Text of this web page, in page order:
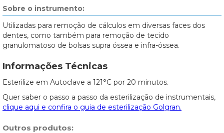
Sobre o instrumento:
Utilizadas para remoção de cálculos em diversas faces dos
dentes, como também para remoção de tecido
granulomatoso de bolsas supra óssea e infra-óssea.
Informações Técnicas
Esterilize em Autoclave a 121°C por 20 minutos.
Quer saber o passo a passo da esterilização de instrumentais,
clique aqui e confira o guia de esterilização Golgran.
Outros produtos: